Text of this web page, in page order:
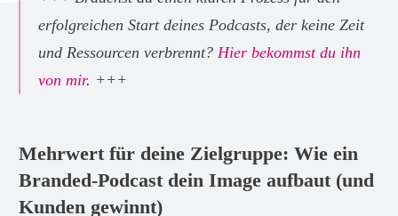
erfolgreichen Start deines Podcasts, der keine Zeit
und Ressourcen verbrennt? Hier bekommst du ihn
von mir. +++
Mehrwert für deine Zielgruppe: Wie ein
Branded-Podcast dein Image aufbaut (und
Kunden gewinnt)